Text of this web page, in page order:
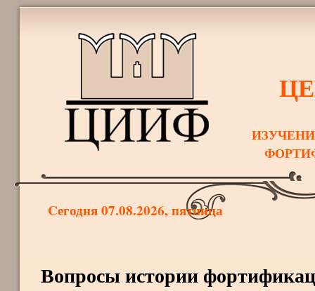
Cегодня 07.08.2026, пятница
Вопросы истории